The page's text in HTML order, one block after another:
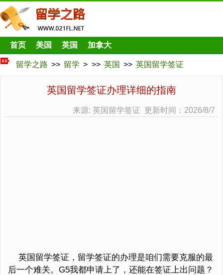
首页 美国 英国 加拿大
留学之路 >> 留学 > >> 英国 >> 英国留学签证
英国留学签证办理详细的指南
来源: 英国留学签证 更新时间：2026/8/7
英国留学签证，留学签证的办理是咱们需要克服的最
后一个难关。G5我都申请上了，还能在签证上出问题？